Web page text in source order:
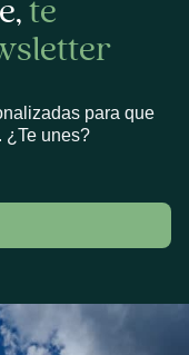
te
para que
¿Te unes?